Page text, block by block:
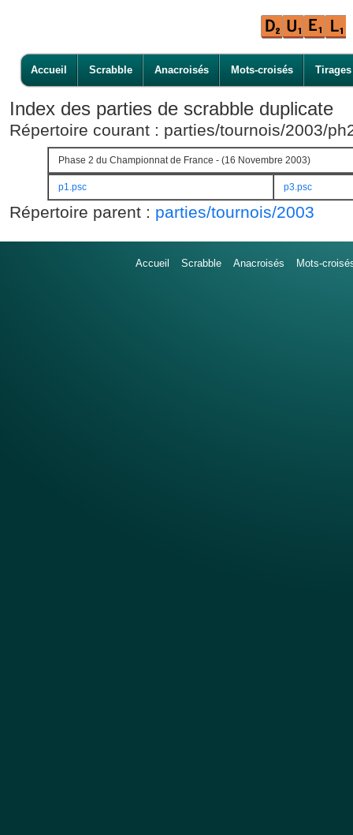
Accueil Scrabble Anacroisés Mots-croisés Tirages
Index des parties de scrabble duplicate
Répertoire courant : parties/tournois/2003/
Phase 2 du Championnat de France - (16 Novembre 2003)
p1.psc p3.psc
Répertoire parent : parties/tournois/2003
Accueil Scrabble Anacroisés Mots-